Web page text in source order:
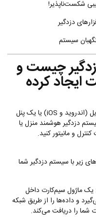
شکست‌ناپذیر!
سیستم
چیست و
ایجاد کرده
یک اپلیکیشن موبایل (اندروید و iOS) یا یک پنل
دزدگیر هوشمند منزل یا
و مانیتور کنید.
زیر با سیستم دزدگیر شما
یک ماژول سیم‌کارت داخل
و داده‌ها را از طریق شبکه
شما را دریافت می‌کند.